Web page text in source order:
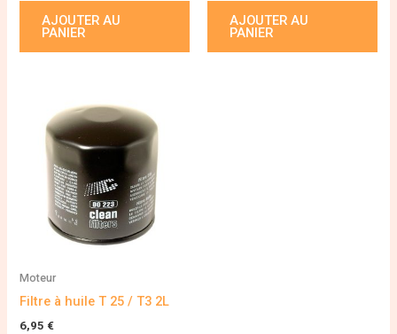
AJOUTER AU
PANIER
AJOUTER AU
PANIER
Moteur
Filtre à huile T 25 / T3 2L
6,95 €